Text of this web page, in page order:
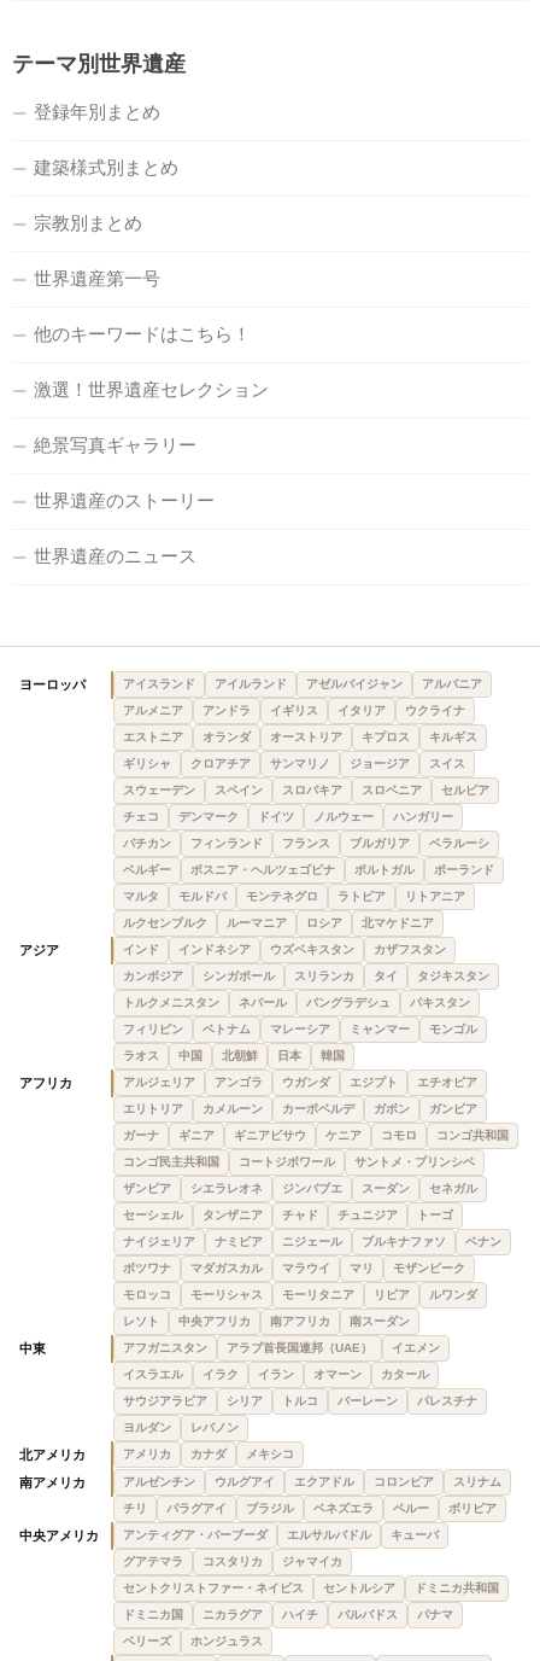
テーマ別世界遺産
登録年別まとめ
建築様式別まとめ
宗教別まとめ
世界遺産第一号
他のキーワードはこちら！
激選！世界遺産セレクション
絶景写真ギャラリー
世界遺産のストーリー
世界遺産のニュース
ヨーロッパ アイスランド アイルランド アゼルバイジャン
アルバニア
アルメニア
アンドラ イギリス イタリア
ウクライナ
エストニア
オランダ オーストリア キプロス
キルギス
ギリシャ
クロアチア サンマリノ ジョージア
スイス
スウェーデン
スペイン スロバキア スロベニア
セルビア
チェコ
デンマーク ドイツ ノルウェー
ハンガリー
バチカン
フィンランド フランス ブルガリア
ベラルーシ
ベルギー
ボスニア・ヘルツェゴビナ ポルトガル
ポーランド
マルタ
モルドバ モンテネグロ ラトビア
リトアニア
ルクセンブルク
ルーマニア ロシア 北マケドニア
アジア インド インドネシア ウズベキスタン
カザフスタン
カンボジア
シンガポール スリランカ タイ
タジキスタン
トルクメニスタン
ネパール バングラデシュ
パキスタン
フィリピン
ベトナム マレーシア ミャンマー
モンゴル
ラオス
中国 北朝鮮 日本 韓国
アフリカ アルジェリア アンゴラ ウガンダ エジプト
エチオピア
エリトリア
カメルーン カーボベルデ ガボン
ガンビア
ガーナ
ギニア ギニアビサウ ケニア コモロ
コンゴ共和国
コンゴ民主共和国
コートジボワール
サントメ・プリンシペ
ザンビア
シエラレオネ ジンバブエ スーダン
セネガル
セーシェル
タンザニア チャド チュニジア
トーゴ
ナイジェリア
ナミビア ニジェール ブルキナファソ
ベナン
ボツワナ
マダガスカル マラウイ マリ
モザンビーク
モロッコ
モーリシャス モーリタニア リビア
ルワンダ
レソト
中央アフリカ 南アフリカ 南スーダン
中東 アフガニスタン アラブ首長国連邦（UAE）
イエメン
イスラエル
イラク イラン オマーン
カタール
サウジアラビア
シリア トルコ バーレーン
パレスチナ
ヨルダン
レバノン
北アメリカ アメリカ カナダ メキシコ
南アメリカ アルゼンチン ウルグアイ エクアドル コロンビア
スリナム
チリ
パラグアイ ブラジル ベネズエラ ペルー ボリビア
中央アメリカ アンティグア・バーブーダ エルサルバドル
キューバ
グアテマラ
コスタリカ
ジャマイカ
セントクリストファー・ネイビス
セントルシア
ドミニカ共和国
ドミニカ国
ニカラグア ハイチ バルバドス
パナマ
ベリーズ
ホンジュラス